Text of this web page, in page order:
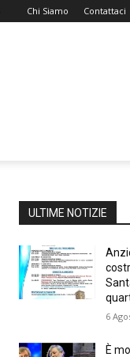
Chi Siamo Contattaci
ULTIME NOTIZIE
6
È